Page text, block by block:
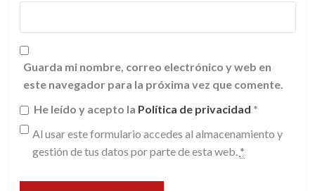
Guarda mi nombre, correo electrónico y web en
este navegador para la próxima vez que comente.
He leído y acepto la Política de privacidad *
Al usar este formulario accedes al almacenamiento y
gestión de tus datos por parte de esta web. *